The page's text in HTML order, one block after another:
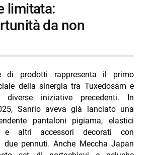
da non
di prodotti rappresenta il primo
della sinergia tra Tuxedosam e
diverse iniziative precedenti. In
Sanrio aveva già lanciato una
pantaloni pigiama, elastici
e altri accessori decorati con
due pennuti. Anche Meccha Japan